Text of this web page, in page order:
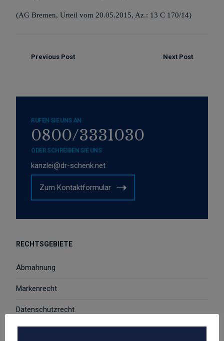
(AG Bremen, Urteil vom 20.05.2015, Az.: 13 C 170/14)
Previous Post Next Post
RUFEN SIE UNS AN
0800/3331030
ODER SCHREIBEN SIE UNS
kanzlei@dr-schenk.net
Zum Kontaktformular
RECHTSGEBIETE
Abmahnung
Markenrecht
Datenschutzrecht